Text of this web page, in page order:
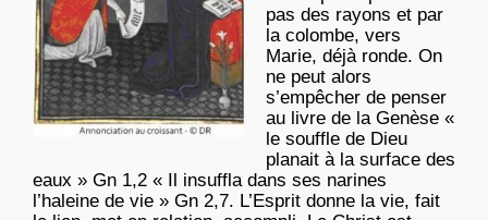
pas des rayons et par
la colombe, vers
Marie, déjà ronde. On
ne peut alors
s’empêcher de penser
au livre de la Genèse «
le souffle de Dieu
planait à la surface des
eaux » Gn 1,2 « Il insuffla dans ses narines
l’haleine de vie » Gn 2,7. L’Esprit donne la vie, fait